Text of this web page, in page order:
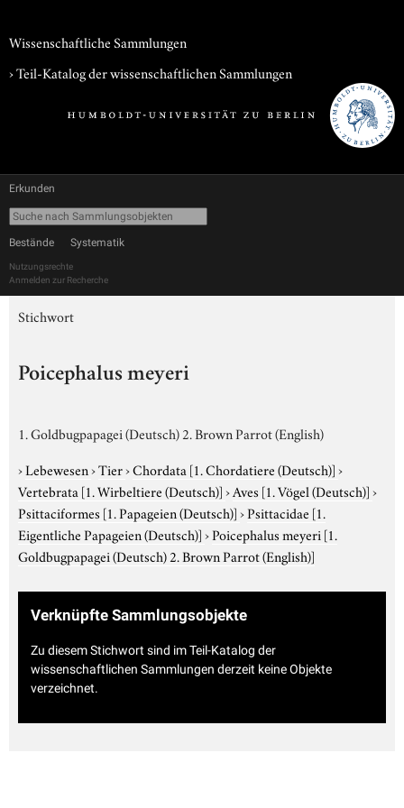
Wissenschaftliche Sammlungen
› Teil-Katalog der wissenschaftlichen Sammlungen
Erkunden
Bestände Systematik
Nutzungsrechte
Anmelden zur Recherche
Stichwort
Poicephalus meyeri
1. Goldbugpapagei (Deutsch) 2. Brown Parrot (English)
›Lebewesen›Tier›Chordata [1. Chordatiere (Deutsch)]›
Vertebrata [1. Wirbeltiere (Deutsch)]›Aves [1. Vögel (Deutsch)]›
Psittaciformes [1. Papageien (Deutsch)]›Psittacidae [1.
Eigentliche Papageien (Deutsch)]›Poicephalus meyeri [1.
Goldbugpapagei (Deutsch) 2. Brown Parrot (English)]
Verknüpfte Sammlungsobjekte
Zu diesem Stichwort sind im Teil-Katalog der
wissenschaftlichen Sammlungen derzeit keine Objekte
verzeichnet.